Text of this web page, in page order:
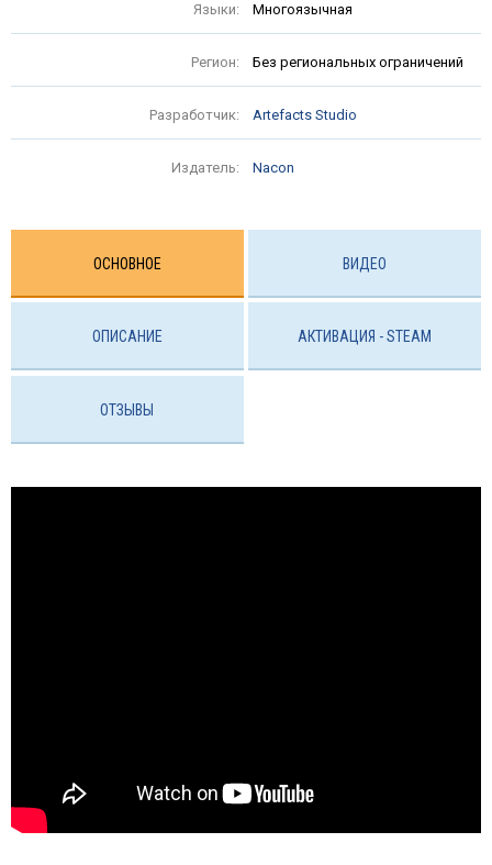
Языки: Многоязычная
Регион: Без региональных ограничений
Разработчик: Artefacts Studio
Издатель: Nacon
ОСНОВНОЕ ВИДЕО
ОПИСАНИЕ АКТИВАЦИЯ - STEAM
ОТЗЫВЫ